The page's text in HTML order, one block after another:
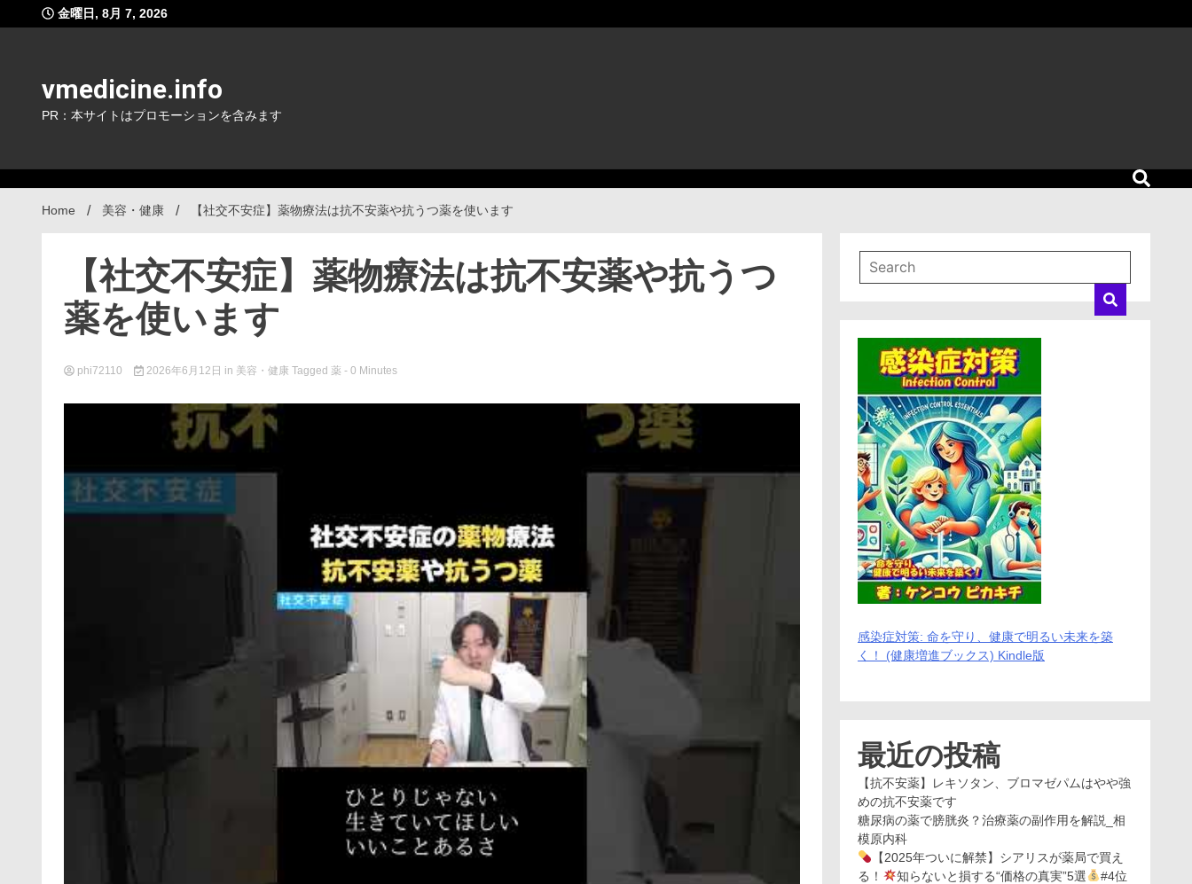
to
金曜日, 8月 7, 2026
vmedicine.info
PR：本サイトはプロモーションを含みます
Home 美容・健康 【社交不安症】薬物療法は抗不安薬や抗うつ薬を使います
【社交不安症】薬物療法は抗不安薬や抗うつ
薬を使います
phi72110 2026年6月12日 in 美容・健康 Tagged 薬 - 0 Minutes
感染症対策: 命を守り、健康で明るい未来を築
く！ (健康増進ブックス) Kindle版
最近の投稿
【抗不安薬】レキソタン、ブロマゼパムはやや強
めの抗不安薬です
糖尿病の薬で膀胱炎？治療薬の副作用を解説_相
模原内科
【2025年ついに解禁】シアリスが薬局で買え
る！
知らないと損する“価格の真実”5選
#4位